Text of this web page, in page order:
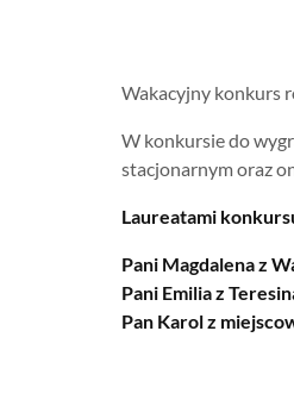
Wakacyjny konkurs
W konkursie do
stacjonarnym oraz
Laureatami
Pani Magdalena z
Pani Emilia z
Pan Karol z